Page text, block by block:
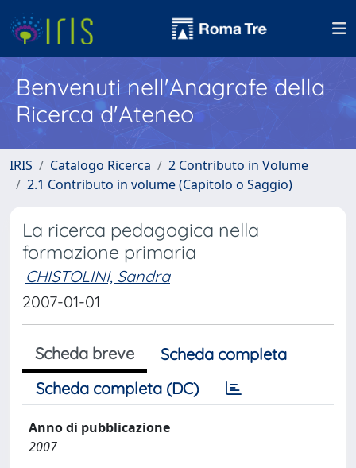
Benvenuti nell'Anagrafe della
Ricerca d'Ateneo
IRIS Catalogo Ricerca
2 Contributo in Volume
2.1 Contributo in volume (Capitolo o Saggio)
La ricerca pedagogica nella
formazione primaria
CHISTOLINI, Sandra
2007-01-01
Scheda breve
Scheda completa
Scheda completa (DC)
Anno di pubblicazione
2007